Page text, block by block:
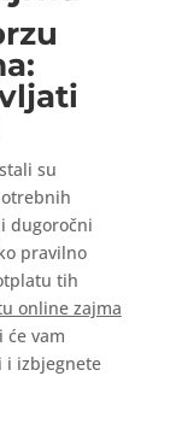
su
dugoročni
pravilno
tih
online zajma
vam
i izbjegnete